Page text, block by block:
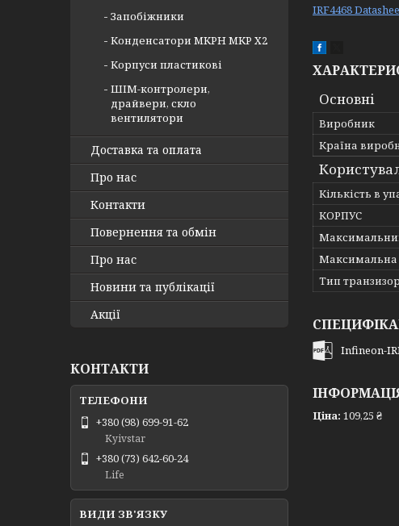
IRF4468
Основні
Виробник
Країна
Кількість в
КОРПУС
Максимальна
Тип
Infineon-
Ціна: 109,25 ₴
Запобіжники
Конденсатори MKPH MKP X2
Корпуси пластикові
ШІМ-контролери,
драйвери, скло
вентилятори
Доставка та оплата
Про нас
Контакти
Повернення та обмін
Про нас
Новини та публікації
Акції
КОНТАКТИ
+380 (98) 699-91-62
Kyivstar
+380 (73) 642-60-24
Life